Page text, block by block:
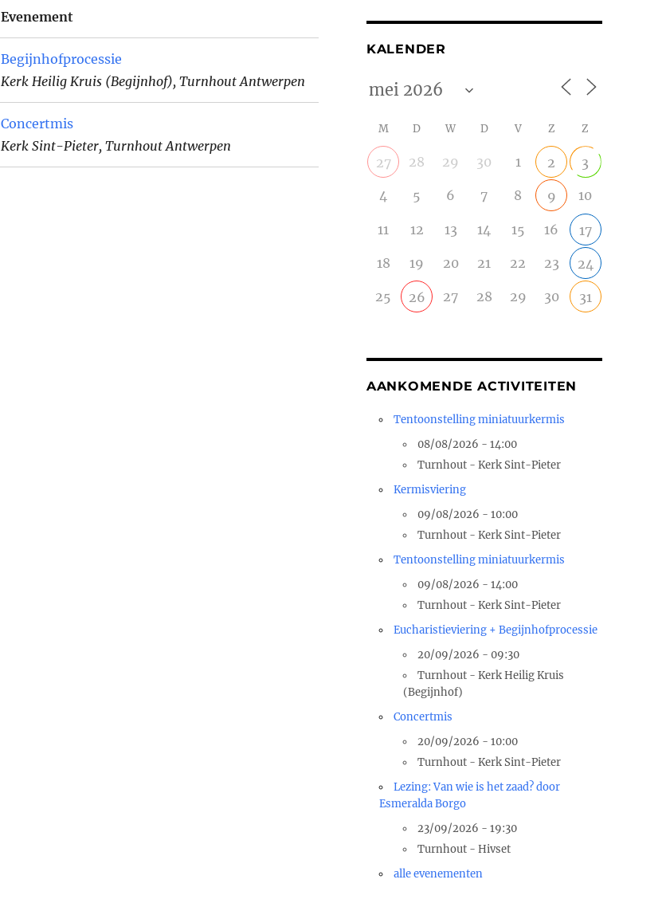
Evenement
Begijnhofprocessie
Kerk Heilig Kruis (Begijnhof), Turnhout Antwerpen
Concertmis
Kerk Sint-Pieter, Turnhout Antwerpen
KALENDER
M D W D V Z Z
27 28 29 30 1 2 3
4 5 6 7 8 9 10
11 12 13 14 15 16 17
18 19 20 21 22 23 24
25 26 27 28 29 30 31
AANKOMENDE ACTIVITEITEN
Tentoonstelling miniatuurkermis
08/08/2026 - 14:00
Turnhout - Kerk Sint-Pieter
Kermisviering
09/08/2026 - 10:00
Turnhout - Kerk Sint-Pieter
Tentoonstelling miniatuurkermis
09/08/2026 - 14:00
Turnhout - Kerk Sint-Pieter
Eucharistieviering + Begijnhofprocessie
20/09/2026 - 09:30
Turnhout - Kerk Heilig Kruis
(Begijnhof)
Concertmis
20/09/2026 - 10:00
Turnhout - Kerk Sint-Pieter
Lezing: Van wie is het zaad? door
Esmeralda Borgo
23/09/2026 - 19:30
Turnhout - Hivset
alle evenementen